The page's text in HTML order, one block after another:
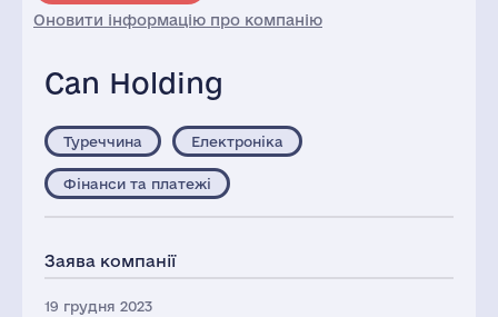
Оновити інформацію про компанію
Can Holding
Туреччина Електроніка
Фінанси та платежі
Заява компанії
19 грудня 2023